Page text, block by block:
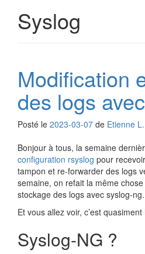
Syslog
Modification
des logs
Posté le 2023-03-07 de Etienne L.
Bonjour à tous, la semaine
configuration rsyslog pour
tampon et re-forwarder des logs
semaine, on refait la même
stockage des logs avec syslog-ng.
Et vous allez voir, c’est
Syslog-NG ?